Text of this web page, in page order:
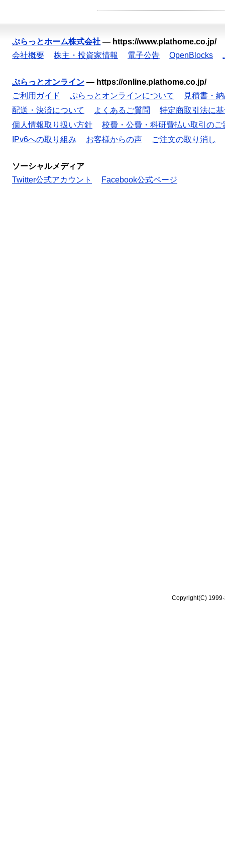
ぷらっとホーム株式会社 — https://www.plathome.co.jp/
会社概要
株主・投資家情報 電子公告 OpenBlocks
ぷらっとオンライン — https://online.plathome.co.jp/
ご利用ガイド
ぷらっとオンラインについて
見積書・
配送・決済について
よくあるご質問
特定商取引法に
個人情報取り扱い方針
校費・公費・科研費払い取引のご
IPv6への取り組み
お客様からの声 ご注文の取り消し
ソーシャルメディア
Twitter公式アカウント
Facebook公式ページ
Copyright(C)